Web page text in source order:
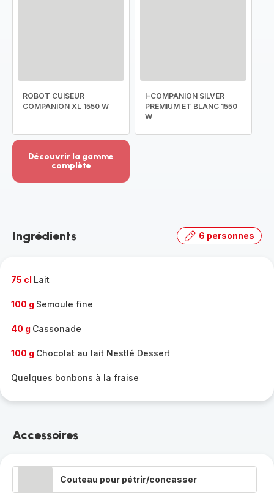
ROBOT CUISEUR
COMPANION XL 1550 W
I-COMPANION SILVER
PREMIUM ET BLANC 1550
W
Découvrir la gamme
complète
-
gamme
Ingrédients 6 personnes
75 cl Lait
100 g Semoule fine
40 g Cassonade
100 g Chocolat au lait Nestlé Dessert
Quelques bonbons à la fraise
Accessoires
Couteau pour pétrir/concasser